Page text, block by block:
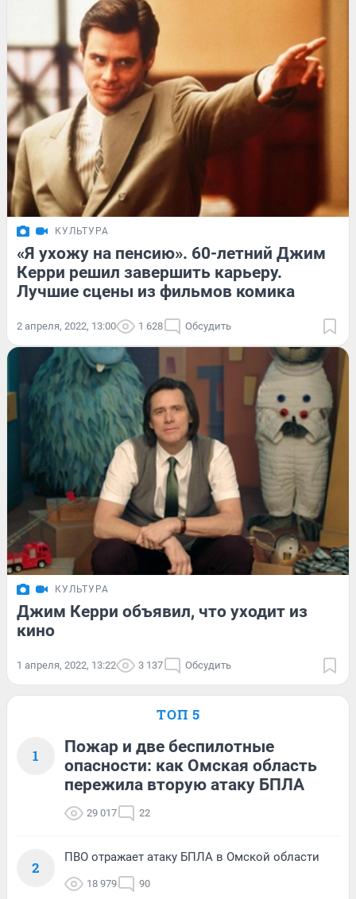
КУЛЬТУРА
«Я ухожу на пенсию». 60-летний Джим
Керри решил завершить карьеру.
Лучшие сцены из фильмов комика
2 апреля, 2022, 13:00 1 628 Обсудить
КУЛЬТУРА
Джим Керри объявил, что уходит из
кино
1 апреля, 2022, 13:22 3 137 Обсудить
ТОП 5
1
Пожар и две беспилотные
опасности: как Омская область
пережила вторую атаку БПЛА
29 017 22
2
ПВО отражает атаку БПЛА в Омской области
18 979 90